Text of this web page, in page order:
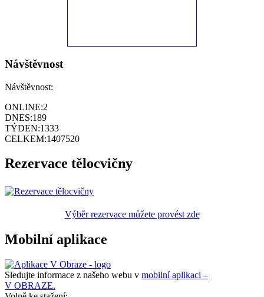
Návštěvnost
Návštěvnost:
ONLINE:2
DNES:189
TÝDEN:1333
CELKEM:1407520
Rezervace tělocvičny
Výběr rezervace můžete provést zde
Mobilní aplikace
Sledujte informace z našeho webu v mobilní aplikaci –
V OBRAZE.